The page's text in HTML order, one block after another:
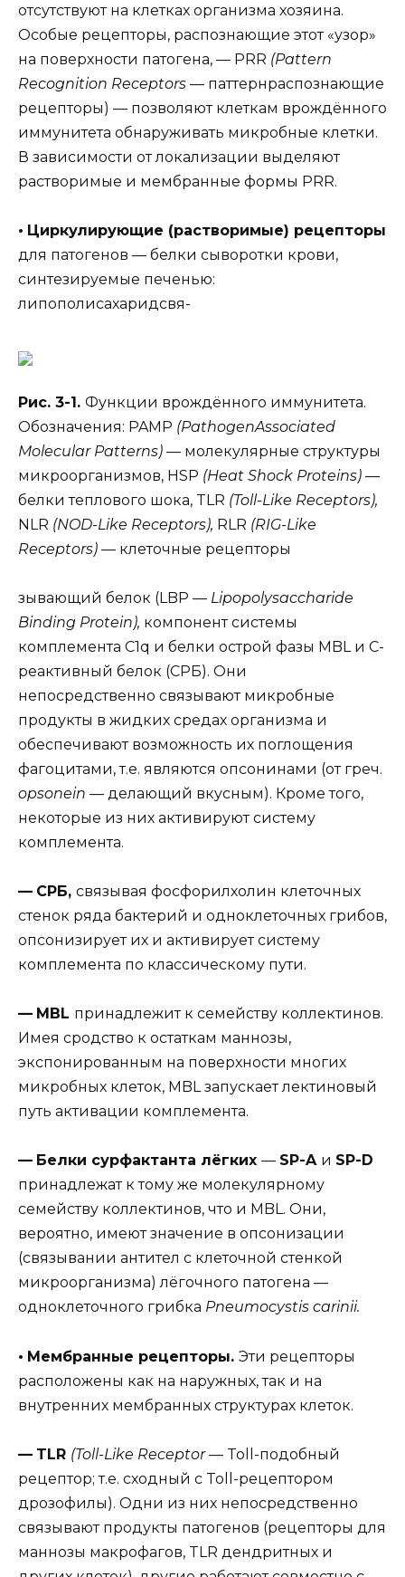
отсутствуют на клетках организма хозяина.
Особые рецепторы, распознающие этот «узор»
на поверхности патогена, — PRR (Pattern
Recognition Receptors — паттернраспознающие
рецепторы) — позволяют клеткам врождённого
иммунитета обнаруживать микробные клетки.
В зависимости от локализации выделяют
растворимые и мембранные формы PRR.
• Циркулирующие (растворимые) рецепторы
для патогенов — белки сыворотки крови,
синтезируемые печенью:
липополисахаридсвя-
Рис. 3-1. Функции врождённого иммунитета.
Обозначения: PAMP (PathogenAssociated
Molecular Patterns) — молекулярные структуры
микроорганизмов, HSP (Heat Shock Proteins) —
белки теплового шока, TLR (Toll-Like Receptors),
NLR (NOD-Like Receptors), RLR (RIG-Like
Receptors) — клеточные рецепторы
зывающий белок (LBP — Lipopolysaccharide
Binding Protein), компонент системы
комплемента C1q и белки острой фазы MBL и С-
реактивный белок (СРБ). Они
непосредственно связывают микробные
продукты в жидких средах организма и
обеспечивают возможность их поглощения
фагоцитами, т.е. являются опсонинами (от греч.
opsonein — делающий вкусным). Кроме того,
некоторые из них активируют систему
комплемента.
— СРБ, связывая фосфорилхолин клеточных
стенок ряда бактерий и одноклеточных грибов,
опсонизирует их и активирует систему
комплемента по классическому пути.
— MBL принадлежит к семейству коллектинов.
Имея сродство к остаткам маннозы,
экспонированным на поверхности многих
микробных клеток, MBL запускает лектиновый
путь активации комплемента.
— Белки сурфактанта лёгких — SP-A и SP-D
принадлежат к тому же молекулярному
семейству коллектинов, что и MBL. Они,
вероятно, имеют значение в опсонизации
(связывании антител с клеточной стенкой
микроорганизма) лёгочного патогена —
одноклеточного грибка Pneumocystis carinii.
• Мембранные рецепторы. Эти рецепторы
расположены как на наружных, так и на
внутренних мембранных структурах клеток.
— TLR (Toll-Like Receptor— Toll-подобный
рецептор; т.е. сходный с Toll-рецептором
дрозофилы). Одни из них непосредственно
связывают продукты патогенов (рецепторы для
маннозы макрофагов, TLR дендритных и